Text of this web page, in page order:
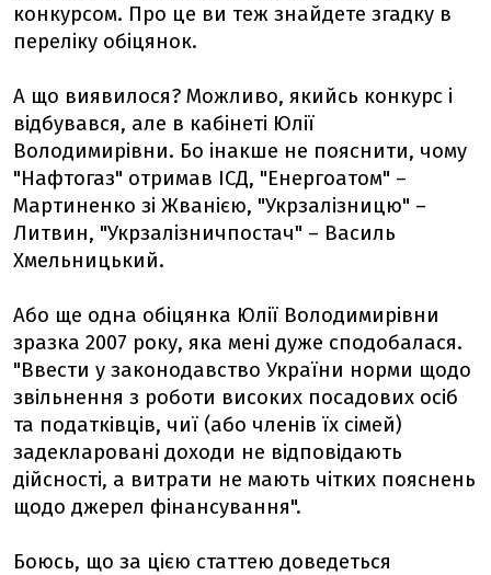
конкурсом. Про це ви теж знайдете згадку в
переліку обіцянок.
А що виявилося? Можливо, якийсь конкурс і
відбувався, але в кабінеті Юлії
Володимирівни. Бо інакше не пояснити, чому
"Нафтогаз" отримав ІСД, "Енергоатом" –
Мартиненко зі Жванією, "Укрзалізницю" –
Литвин, "Укрзалізничпостач" – Василь
Хмельницький.
Або ще одна обіцянка Юлії Володимирівни
зразка 2007 року, яка мені дуже сподобалася.
"Ввести у законодавство України норми щодо
звільнення з роботи високих посадових осіб
та податківців, чиї (або членів їх сімей)
задекларовані доходи не відповідають
дійсності, а витрати не мають чітких пояснень
щодо джерел фінансування".
Боюсь, що за цією статтею доведеться